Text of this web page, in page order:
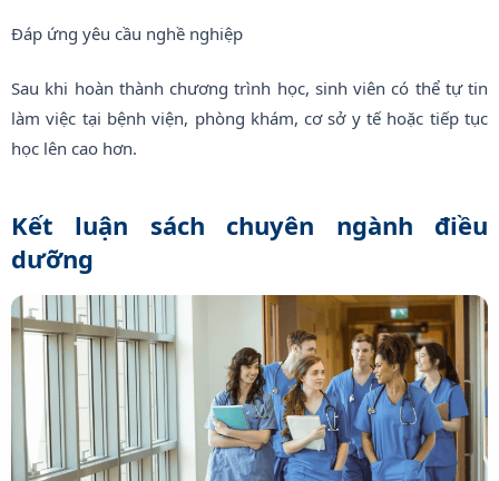
Đáp ứng yêu cầu nghề nghiệp
Sau khi hoàn thành chương trình học, sinh viên có thể tự tin
làm việc tại bệnh viện, phòng khám, cơ sở y tế hoặc tiếp tục
học lên cao hơn.
Kết luận sách chuyên ngành điều
dưỡng